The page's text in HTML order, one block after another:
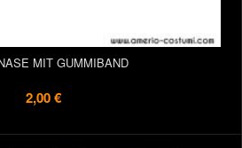
MIT GUMMIBAND
2,00 €